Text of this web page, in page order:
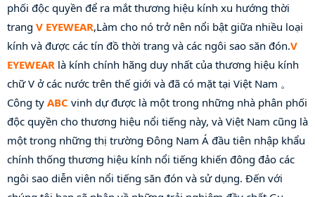
phối độc quyền để ra mắt thương hiệu kính xu hướng thời
trang V EYEWEAR,Làm cho nó trở nên nổi bật giữa nhiều loại
kính và được các tín đồ thời trang và các ngôi sao săn đón.V
EYEWEAR là kính chính hãng duy nhất của thương hiệu kính
chữ V ở các nước trên thế giới và đã có mặt tại Việt Nam 。
Công ty ABC vinh dự được là một trong những nhà phân phối
độc quyền cho thương hiệu nổi tiếng này, và Việt Nam cũng là
một trong những thị trường Đông Nam Á đầu tiên nhập khẩu
chính thống thương hiệu kính nổi tiếng khiến đông đảo các
ngôi sao diễn viên nổi tiếng săn đón và sử dụng. Đến với